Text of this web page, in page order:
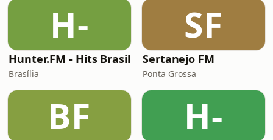
H-
Hunter.FM - Hits Brasil
Brasília
SF
Sertanejo FM
Ponta Grossa
BF H-